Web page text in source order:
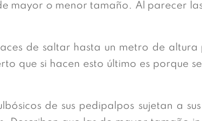
mayor o menor tamaño. Al parecer
de saltar hasta un metro de
que si hacen esto último es porque
de sus pedipalpos sujetan a